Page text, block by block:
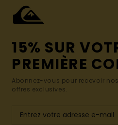
15% SUR
PREMIÈRE
Abonnez-vous pour recevoir
offres exclusives.